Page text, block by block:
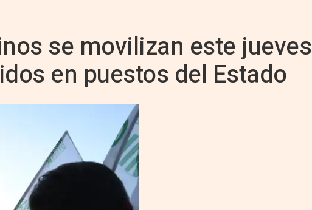
se movilizan este jueves
en puestos del Estado